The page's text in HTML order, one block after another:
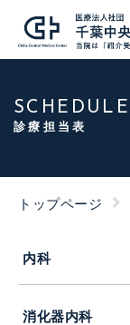
SCHEDULE
診療担当表
トップページ
内科
消化器内科